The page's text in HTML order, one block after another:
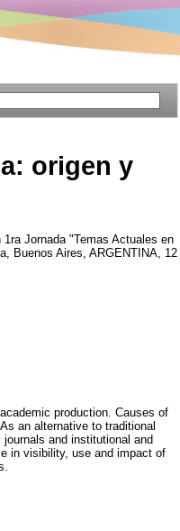
origen y
1ra Jornada "Temas Actuales en
Buenos Aires, ARGENTINA, 12
production. Causes of
an alternative to traditional
and institutional and
in visibility, use and impact of